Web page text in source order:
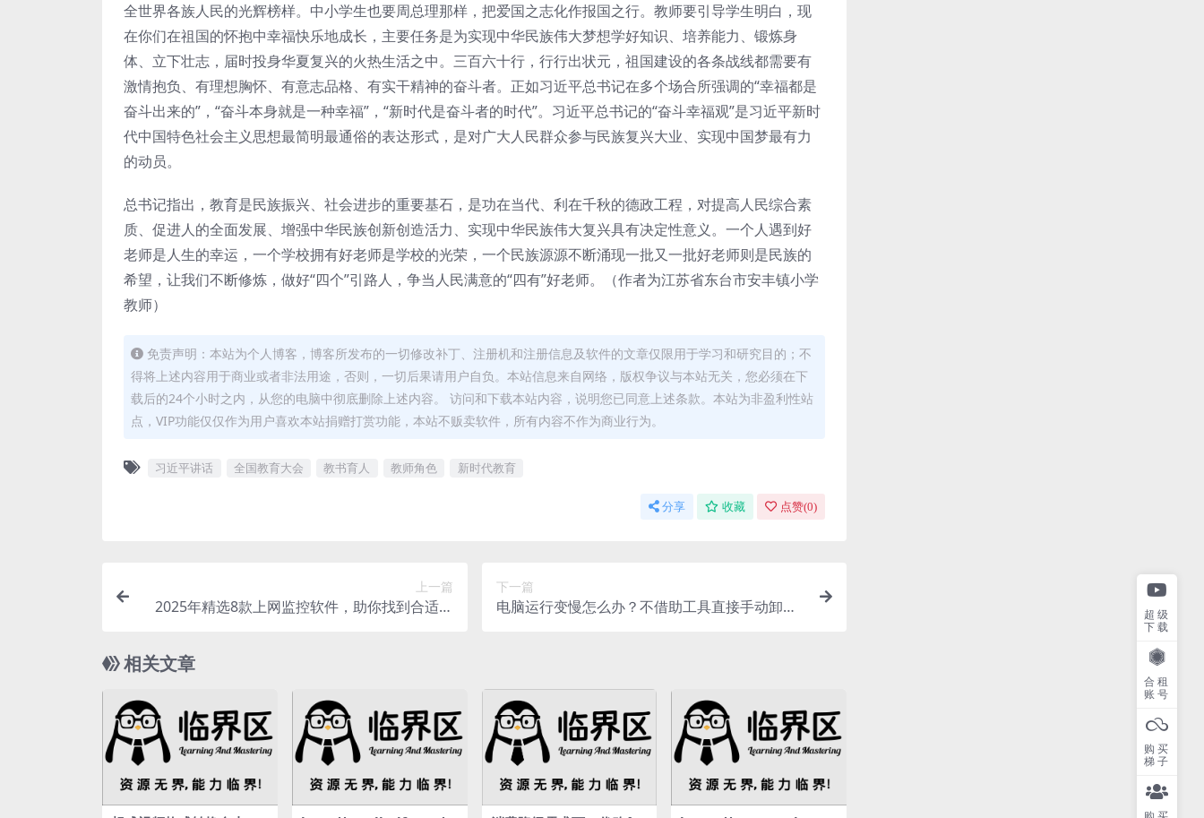
全世界各族人民的光辉榜样。中小学生也要周总理那样，把爱国之志化作报国之行。教师要引导学生明白，现
在你们在祖国的怀抱中幸福快乐地成长，主要任务是为实现中华民族伟大梦想学好知识、培养能力、锻炼身
体、立下壮志，届时投身华夏复兴的火热生活之中。三百六十行，行行出状元，祖国建设的各条战线都需要有
激情抱负、有理想胸怀、有意志品格、有实干精神的奋斗者。正如习近平总书记在多个场合所强调的“幸福都是
奋斗出来的”，“奋斗本身就是一种幸福”，“新时代是奋斗者的时代”。习近平总书记的“奋斗幸福观”是习近平新时
代中国特色社会主义思想最简明最通俗的表达形式，是对广大人民群众参与民族复兴大业、实现中国梦最有力
的动员。
总书记指出，教育是民族振兴、社会进步的重要基石，是功在当代、利在千秋的德政工程，对提高人民综合素
质、促进人的全面发展、增强中华民族创新创造活力、实现中华民族伟大复兴具有决定性意义。一个人遇到好
老师是人生的幸运，一个学校拥有好老师是学校的光荣，一个民族源源不断涌现一批又一批好老师则是民族的
希望，让我们不断修炼，做好“四个”引路人，争当人民满意的“四有”好老师。（作者为江苏省东台市安丰镇小学
教师）
免责声明：本站为个人博客，博客所发布的一切修改补丁、注册机和注册信息及软件的文章仅限用于学习和研究目的；不
得将上述内容用于商业或者非法用途，否则，一切后果请用户自负。本站信息来自网络，版权争议与本站无关，您必须在下
载后的24个小时之内，从您的电脑中彻底删除上述内容。 访问和下载本站内容，说明您已同意上述条款。本站为非盈利性站
点，VIP功能仅仅作为用户喜欢本站捐赠打赏功能，本站不贩卖软件，所有内容不作为商业行为。
习近平讲话 全国教育大会 教书育人 教师角色 新时代教育
分享 收藏 点赞(0)
上一篇
2025年精选8款上网监控软件，助你找到合适工
下一篇
电脑运行变慢怎么办？不借助工具直接手动卸载
相关文章
超级
下载
合租
账号
购买
梯子